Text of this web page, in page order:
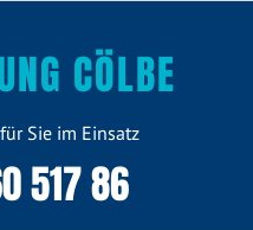
CÖLBE
Sie im Einsatz
517 86